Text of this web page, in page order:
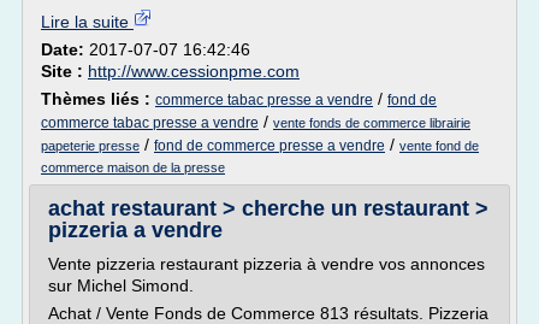
Lire la suite
Date: 2017-07-07 16:42:46
Site : http://www.cessionpme.com
Thèmes liés : commerce tabac presse a vendre / fond de
commerce tabac presse a vendre / vente fonds de commerce librairie
papeterie presse / fond de commerce presse a vendre / vente fond de
commerce maison de la presse
achat restaurant > cherche un restaurant >
pizzeria a vendre
Vente pizzeria restaurant pizzeria à vendre vos annonces
sur Michel Simond.
Achat / Vente Fonds de Commerce 813 résultats. Pizzeria